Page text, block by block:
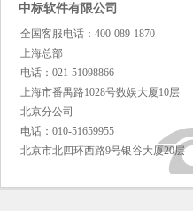
中标软件有限公司
全国客服电话：400-089-1870
上海总部
电话：021-51098866
上海市番禺路1028号数娱大厦10层
北京分公司
电话：010-51659955
北京市北四环西路9号银谷大厦20层